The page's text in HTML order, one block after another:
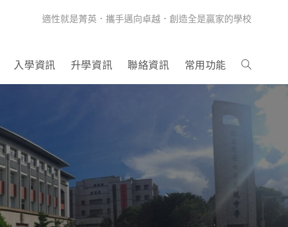
適性就是菁英．攜手邁向卓越．創造全是贏家的學校
入學資訊 升學資訊 聯絡資訊 常用功能